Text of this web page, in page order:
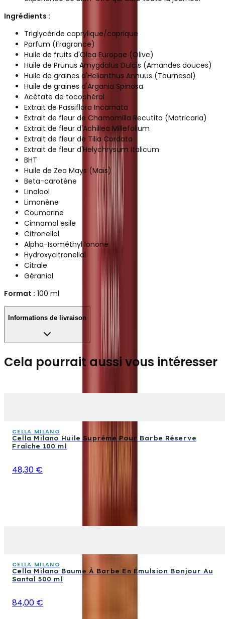
Ingrédients :
Triglycéride caprylique/caprique
Parfum (Fragrance)
Huile de fruits d'Olea Europae (Olive)
Huile de Prunus Amygdalus Dulcis (Amandes douces)
Huile de graines d'Helianthus Annuus (Tournesol)
Huile de graines d'Argania Spinosa
Acétate de tocophérol
Extrait de Passiflora Incarnata
Extrait de fleur de Chamomilla Recutita (Matricaria)
Extrait de fleur d'Achillea Millefolium
Extrait de fleur de Tilia Cordata
Extrait de fleur d'Helychrysum Italicum
BHT
Huile de Zea Mays (Maïs)
Beta-carotène
Linalool
Limonène
Coumarine
Cinnamal esile
Citronellol
Alpha-Isométhyl Ionone
Hydroxycitronellal
Citrale
Géraniol
Format : 100 ml
Informations de livraison
Cela pourrait aussi vous intéresser
CELLA MILANO
Cella Milano Huile Suprême Pour Barbe Réserve
Fraîche 100 ml
48,30 €
CELLA MILANO
Cella Milano Baume À Barbe En Émulsion Bonjour Au
Santal 500 ml
84,00 €